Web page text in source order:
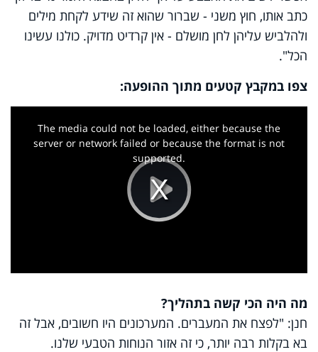
כתב אותו, חוץ משני - שברור שהוא זה שידע לקחת מילים
ולהלביש עליהן לחן מושלם - אין קרדיט מדויק. כולנו עשינו
הכל".
צפו במקבץ קטעים מתוך ההופעה:
Play
Video
This
The media could not be loaded, either because the
server or network failed or because the format is not
supported.
מה היה הכי קשה בתהליך?
חנן: "לפצח את המעברים. המערכונים היו חשובים, אבל זה
בא בקלות רבה יותר, כי זה אזור הנוחות הטבעי שלנו.